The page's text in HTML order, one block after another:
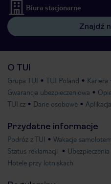
Biura stacjonarne
Znajdź
O TUI
Grupa TUI TUI Poland Kariera
Gwarancja ubezpieczeniowa
TUI.cz
Dane osobowe
Przydatne informacje
Podróż z TUI Wakacje samolotem
Status reklamacji
Ubezpieczenia
Hotele przy lotniskach